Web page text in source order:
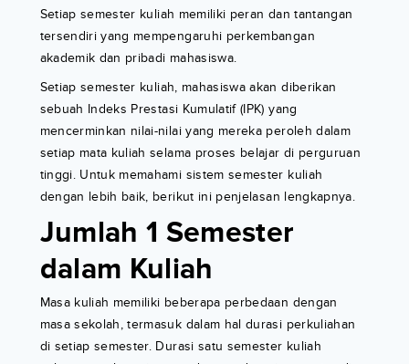
Setiap semester kuliah memiliki peran dan tantangan
tersendiri yang mempengaruhi perkembangan
akademik dan pribadi mahasiswa.
Setiap semester kuliah, mahasiswa akan diberikan
sebuah Indeks Prestasi Kumulatif (IPK) yang
mencerminkan nilai-nilai yang mereka peroleh dalam
setiap mata kuliah selama proses belajar di perguruan
tinggi. Untuk memahami sistem semester kuliah
dengan lebih baik, berikut ini penjelasan lengkapnya.
Jumlah 1 Semester
dalam Kuliah
Masa kuliah memiliki beberapa perbedaan dengan
masa sekolah, termasuk dalam hal durasi perkuliahan
di setiap semester. Durasi satu semester kuliah